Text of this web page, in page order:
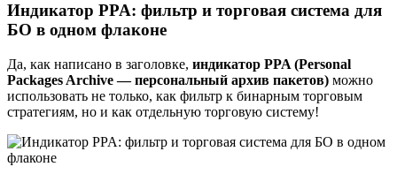
Индикатор PPA: фильтр и торговая система для
БО в одном флаконе
Да, как написано в заголовке, индикатор PPA (Personal
Packages Archive — персональный архив пакетов) можно
использовать не только, как фильтр к бинарным торговым
стратегиям, но и как отдельную торговую систему!